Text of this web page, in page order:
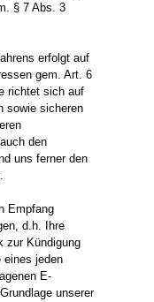
§ 7 Abs. 3
erfolgt auf
gem. Art. 6
richtet sich auf
sowie sicheren
den
uns ferner den
Empfang
d.h. Ihre
zur Kündigung
eines jeden
E-
unserer